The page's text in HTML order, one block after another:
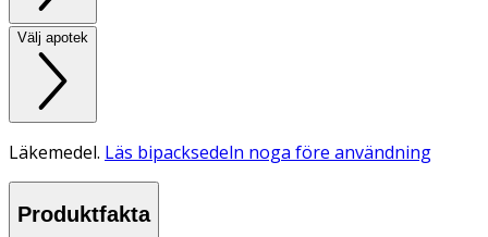
Välj apotek
Läkemedel. Läs bipacksedeln noga före användning
Produktfakta